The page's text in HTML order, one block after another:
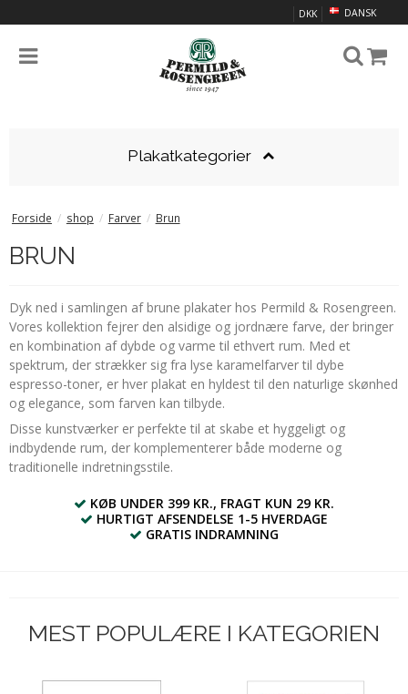
DANSK
DKK
Plakatkategorier
Forside / shop / Farver / Brun
BRUN
Dyk ned i samlingen af brune plakater hos Permild & Rosengreen.
Vores kollektion fejrer den alsidige og jordnære farve, der bringer
en kombination af dybde og varme til ethvert rum. Med et
spektrum, der strækker sig fra lyse karamelfarver til dybe
espresso-toner, er hver plakat en hyldest til den naturlige skønhed
og elegance, som farven kan tilbyde.
Disse kunstværker er perfekte til at skabe et hyggeligt og
indbydende rum, der komplementerer både moderne og
traditionelle indretningsstile.
KØB UNDER 399 KR., FRAGT KUN 29 KR.
HURTIGT AFSENDELSE 1-5 HVERDAGE
GRATIS INDRAMNING
MEST POPULÆRE I KATEGORIEN